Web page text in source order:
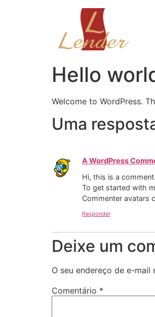
Hello
Welcome to WordPress.
Uma
A WordPress
Hi, this is a comment.
To get started with
Commenter avatars
Responder
Deixe um
O seu endereço de e-mail
Comentário *